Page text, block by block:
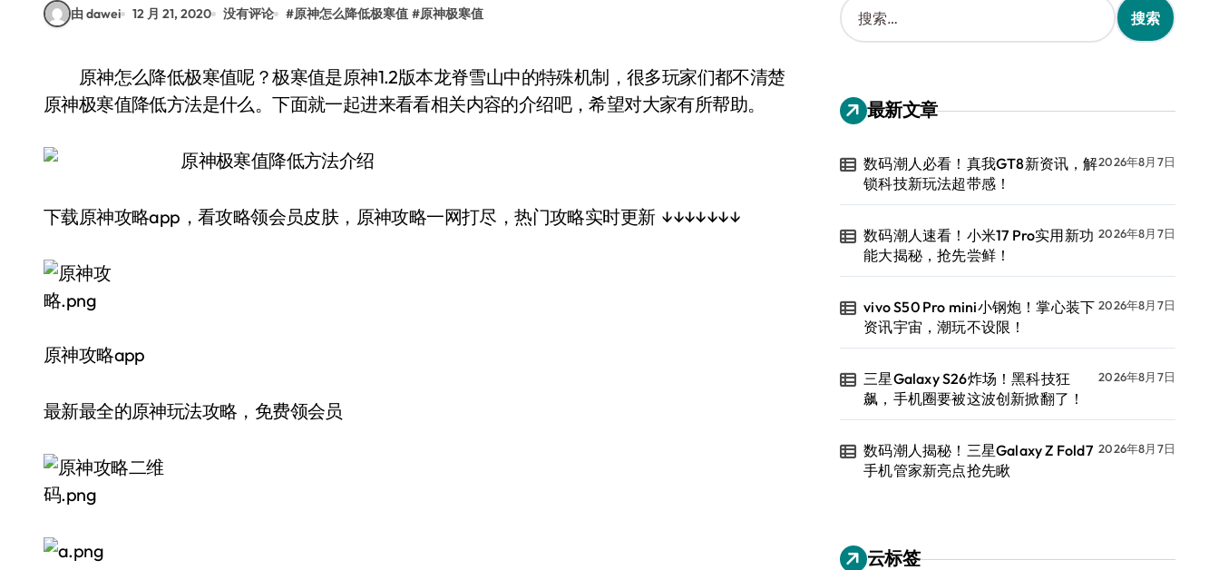
由 dawei 12 月 21, 2020 没有评论 #原神怎么降低极寒值 #原神极寒值
原神怎么降低极寒值呢？极寒值是原神1.2版本龙脊雪山中的特殊机制，很多玩家们都不清楚
原神极寒值降低方法是什么。下面就一起进来看看相关内容的介绍吧，希望对大家有所帮助。
下载原神攻略app，看攻略领会员皮肤，原神攻略一网打尽，热门攻略实时更新 ↓↓↓↓↓↓↓
原神攻略app
最新最全的原神玩法攻略，免费领会员
索
：
最新文章
数码潮人必看！真我GT8新资讯，解
锁科技新玩法超带感！
2026年8月7日
数码潮人速看！小米17 Pro实用新功
能大揭秘，抢先尝鲜！
2026年8月7日
vivo S50 Pro mini小钢炮！掌心装下
资讯宇宙，潮玩不设限！
2026年8月7日
三星Galaxy S26炸场！黑科技狂
飙，手机圈要被这波创新掀翻了！
2026年8月7日
数码潮人揭秘！三星Galaxy Z Fold7
手机管家新亮点抢先瞅
2026年8月7日
云标签